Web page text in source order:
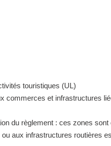
touristiques (UL)
commerces et infrastructures
du règlement : ces zones
aux infrastructures routières